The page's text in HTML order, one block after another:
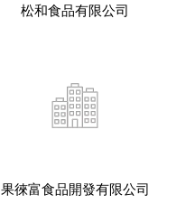
松和食品有限公司
果徠富食品開發有限公司